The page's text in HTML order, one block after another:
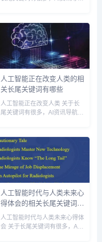
关长尾关键词。 人工智能消灭
人类的软件相关长尾关键词有以
下这些： 人工智能消灭人...
人工智能正在改变人类的相
关长尾关键词有哪些
人工智能正在改变人类 关于长
尾关键词有很多，AI资讯导航网
尾关键词。 人工智能正在改变
人类相关长尾关键词有以下这
些： 人工智能正在改变人类...
人工智能时代与人类未来心
得体会的相关长尾关键词有
哪些
人工智能时代与人类未来心得体
会 关于长尾关键词有很多，AI